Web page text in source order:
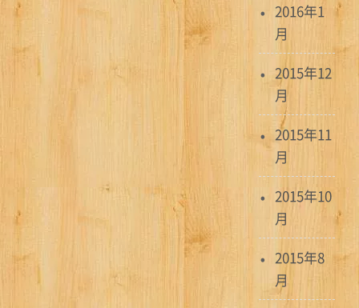
2016年1
月
2015年12
月
2015年11
月
2015年10
月
2015年8
月